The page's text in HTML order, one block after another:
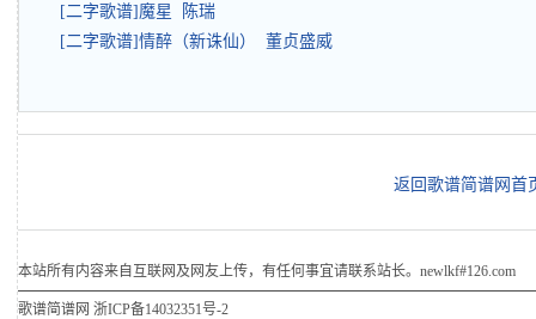
[二字歌谱]魔星 陈瑞
[二字歌谱]情醉（新诛仙） 董贞盛威
返回歌谱简谱网首
本站所有内容来自互联网及网友上传，有任何事宜请联系站长。newlkf#126.com
歌谱简谱网 浙ICP备14032351号-2